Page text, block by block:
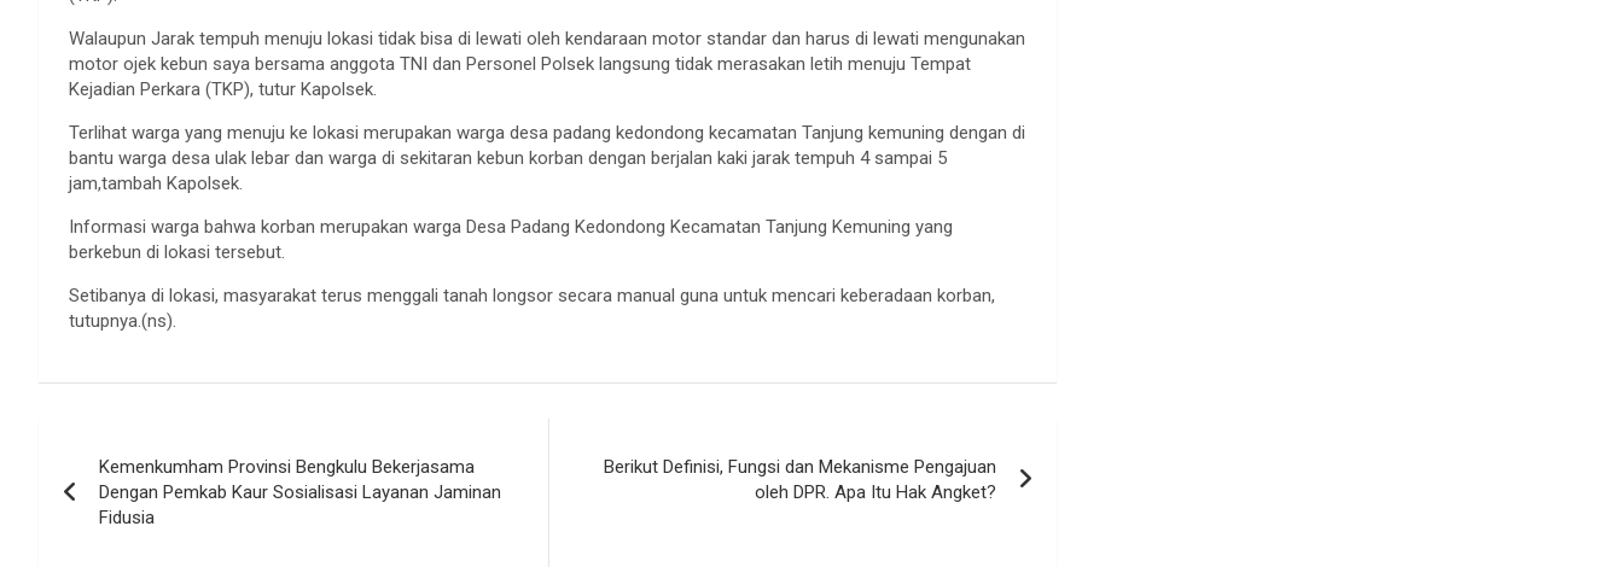
Walaupun Jarak tempuh menuju lokasi tidak bisa di lewati oleh kendaraan motor standar dan harus di lewati mengunakan
motor ojek kebun saya bersama anggota TNI dan Personel Polsek langsung tidak merasakan letih menuju Tempat
Kejadian Perkara (TKP), tutur Kapolsek.
Terlihat warga yang menuju ke lokasi merupakan warga desa padang kedondong kecamatan Tanjung kemuning dengan di
bantu warga desa ulak lebar dan warga di sekitaran kebun korban dengan berjalan kaki jarak tempuh 4 sampai 5
jam,tambah Kapolsek.
Informasi warga bahwa korban merupakan warga Desa Padang Kedondong Kecamatan Tanjung Kemuning yang
berkebun di lokasi tersebut.
Setibanya di lokasi, masyarakat terus menggali tanah longsor secara manual guna untuk mencari keberadaan korban,
tutupnya.(ns).
pos
Kemenkumham Provinsi Bengkulu Bekerjasama
Dengan Pemkab Kaur Sosialisasi Layanan Jaminan
Fidusia
Berikut Definisi, Fungsi dan Mekanisme Pengajuan
oleh DPR. Apa Itu Hak Angket?